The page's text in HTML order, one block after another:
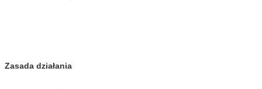
Zasada działania